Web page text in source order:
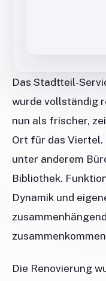
Das Stadtteil-
wurde vollständig
nun als frischer,
Ort für das Viertel.
unter anderem
Bibliothek.
Dynamik und
Die Renovierung